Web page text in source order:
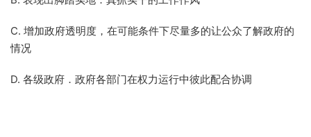
C. 增加政府透明度，在可能条件下尽量多的让公众了解政府的
情况
D. 各级政府．政府各部门在权力运行中彼此配合协调